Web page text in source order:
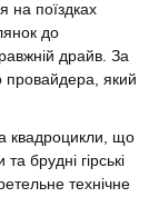
на поїздках
до
драйв. За
провайдера, який
квадроцикли, що
брудні гірські
технічне